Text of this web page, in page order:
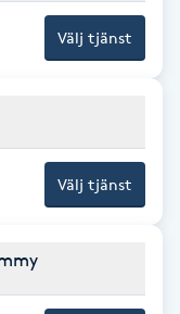
Välj tjänst
Välj tjänst